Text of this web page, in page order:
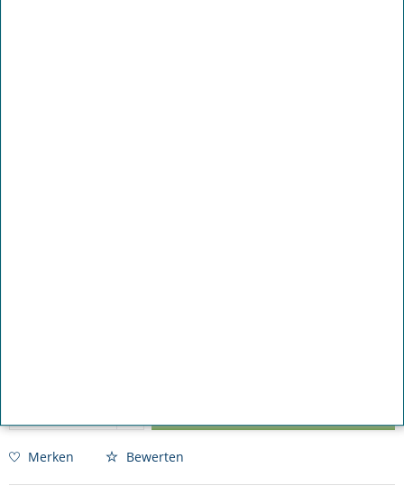
Merken Bewerten